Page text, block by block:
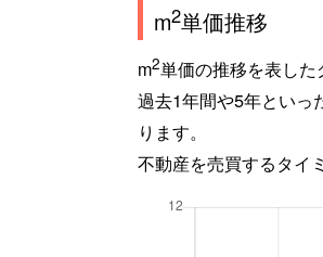
m2単価推移
m2単価の推移を表した
過去1年間や5年といっ
ります。
不動産を売買するタイ